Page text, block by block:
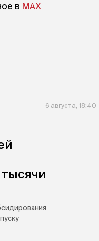
в MAX
6 августа, 18:40
тысячи